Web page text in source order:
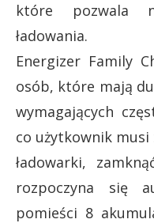
które pozwala
ładowania.
Energizer Family
osób, które mają
wymagających
co użytkownik
ładowarki,
rozpoczyna się
pomieści 8